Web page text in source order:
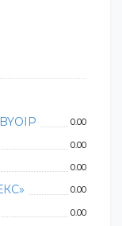
0.00
0.00
0.00
0.00
0.00